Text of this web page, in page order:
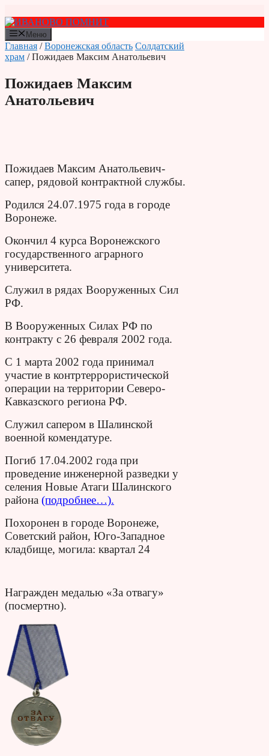
к
содержимому
Меню
Главная /Воронежская область Солдатский
храм / Пожидаев Максим Анатольевич
Пожидаев Максим
Анатольевич
Пожидаев Максим Анатольевич-
сапер, рядовой контрактной службы.
Родился 24.07.1975 года в городе
Воронеже.
Окончил 4 курса Воронежского
государственного аграрного
университета.
Служил в рядах Вооруженных Сил
РФ.
В Вооруженных Силах РФ по
контракту с 26 февраля 2002 года.
С 1 марта 2002 года принимал
участие в контртеррористической
операции на территории Северо-
Кавказского региона РФ.
Служил сапером в Шалинской
военной комендатуре.
Погиб 17.04.2002 года при
проведение инженерной разведки у
селения Новые Атаги Шалинского
района (подробнее…).
Похоронен в городе Воронеже,
Советский район, Юго-Западное
кладбище, могила: квартал 24
Награжден медалью «За отвагу»
(посмертно).